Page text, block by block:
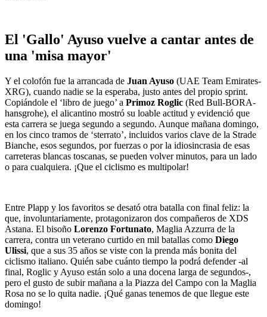
El 'Gallo' Ayuso vuelve a cantar antes de
una 'misa mayor'
Y el colofón fue la arrancada de Juan Ayuso (UAE Team Emirates-
XRG), cuando nadie se la esperaba, justo antes del propio sprint.
Copiándole el ‘libro de juego’ a Primoz Roglic (Red Bull-BORA-
hansgrohe), el alicantino mostró su loable actitud y evidenció que
esta carrera se juega segundo a segundo. Aunque mañana domingo,
en los cinco tramos de ‘sterrato’, incluidos varios clave de la Strade
Bianche, esos segundos, por fuerzas o por la idiosincrasia de esas
carreteras blancas toscanas, se pueden volver minutos, para un lado
o para cualquiera. ¡Que el ciclismo es multipolar!
Entre Plapp y los favoritos se desató otra batalla con final feliz: la
que, involuntariamente, protagonizaron dos compañeros de XDS
Astana. El bisoño Lorenzo Fortunato, Maglia Azzurra de la
carrera, contra un veterano curtido en mil batallas como Diego
Ulissi, que a sus 35 años se viste con la prenda más bonita del
ciclismo italiano. Quién sabe cuánto tiempo la podrá defender -al
final, Roglic y Ayuso están solo a una docena larga de segundos-,
pero el gusto de subir mañana a la Piazza del Campo con la Maglia
Rosa no se lo quita nadie. ¡Qué ganas tenemos de que llegue este
domingo!